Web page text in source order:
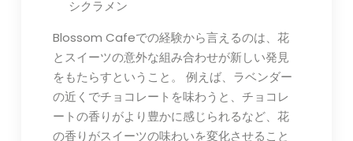
シクラメン
Blossom Cafeでの経験から言えるのは、花
とスイーツの意外な組み合わせが新しい発見
をもたらすということ。 例えば、ラベンダー
の近くでチョコレートを味わうと、チョコレ
ートの香りがより豊かに感じられるなど、花
の香りがスイーツの味わいを変化させること